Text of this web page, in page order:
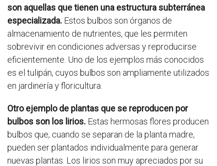
son aquellas que tienen una estructura subterránea
especializada. Estos bulbos son órganos de
almacenamiento de nutrientes, que les permiten
sobrevivir en condiciones adversas y reproducirse
eficientemente. Uno de los ejemplos más conocidos
es el tulipán, cuyos bulbos son ampliamente utilizados
en jardinería y floricultura.
Otro ejemplo de plantas que se reproducen por
bulbos son los lirios. Estas hermosas flores producen
bulbos que, cuando se separan de la planta madre,
pueden ser plantados individualmente para generar
nuevas plantas. Los lirios son muy apreciados por su